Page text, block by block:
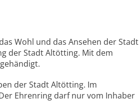
Wohl und das Ansehen der Stadt
der Stadt Altötting. Mit dem
der Stadt Altötting. Im
Ehrenring darf nur vom Inhaber